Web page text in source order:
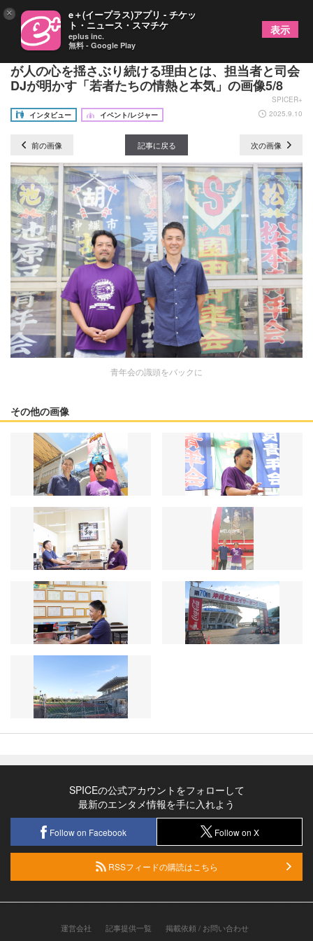
沖縄の夏を締めくくる『沖縄全島エイサーまつり』
が人の心を揺さぶり続ける理由とは、担当者と司会
DJが明かす「若者たちの情熱と本気」の画像5/8
SPICER+
インタビュー
イベント/レジャー 2025.9.10
前の画像 記事に戻る 次の画像
青年会の識頭をバックに
その他の画像
SPICEの公式アカウントをフォローして
最新のエンタメ情報を手に入れよう
Follow on Facebook Follow on X
RSSフィードの購読はこちら
運営会社 記事提供一覧 掲載依頼 / お問い合わせ
× e＋(イープラス)アプリ - チケッ
ト・ニュース・スマチケ
eplus inc.
無料 - Google Play
表示